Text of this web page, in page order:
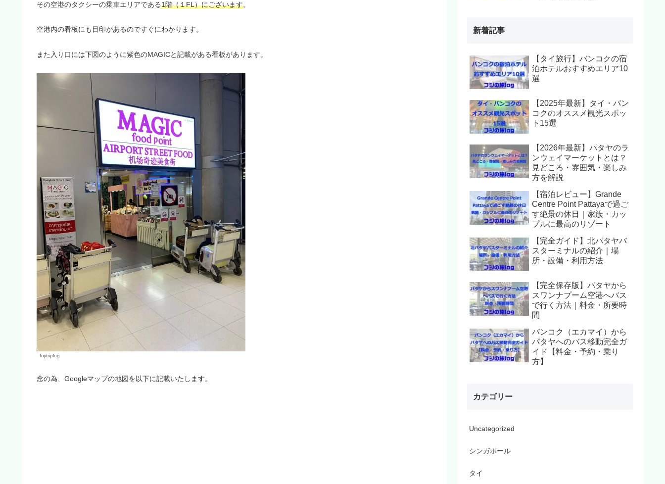
その空港のタクシーの乗車エリアである1階（１FL）にございます。
空港内の看板にも目印があるのですぐにわかります。
また入り口には下図のように紫色のMAGICと記載がある看板があります。
fujitriplog
念の為、Googleマップの地図を以下に記載いたします。
新着記事
【タイ旅行】バンコクの宿
泊ホテルおすすめエリア10
選
【2025年最新】タイ・バン
コクのオススメ観光スポッ
ト15選
【2026年最新】パタヤのラ
ンウェイマーケットとは？
見どころ・雰囲気・楽しみ
方を解説
【宿泊レビュー】Grande
Centre Point Pattayaで過ご
す絶景の休日｜家族・カッ
プルに最高のリゾート
【完全ガイド】北パタヤバ
スターミナルの紹介｜場
所・設備・利用方法
【完全保存版】パタヤから
スワンナプーム空港へバス
で行く方法｜料金・所要時
間
バンコク（エカマイ）から
パタヤへのバス移動完全ガ
イド【料金・予約・乗り
方】
カテゴリー
Uncategorized
シンガポール
タイ